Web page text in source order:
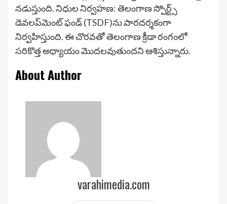
నడుస్తుంది. నిధుల నిర్వహణ: తెలంగాణ స్పోర్ట్స్
డెవలప్‌మెంట్ ఫండ్ (TSDF)ను పారదర్శకంగా
నిర్వహిస్తుంది. ఈ చొరవతో తెలంగాణ క్రీడా రంగంలో
సరికొత్త అధ్యాయం మొదలవుతుందని ఆశిస్తున్నారు.
About Author
varahimedia.com